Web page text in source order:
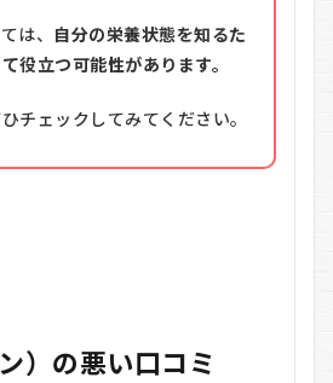
は、 自分の栄養状態を知るた
役立つ可能性があります。
チェックしてみてください。
）の悪い口コミ